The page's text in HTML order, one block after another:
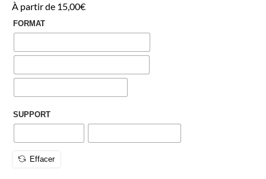
À partir de 15,00€
FORMAT
SUPPORT
Effacer